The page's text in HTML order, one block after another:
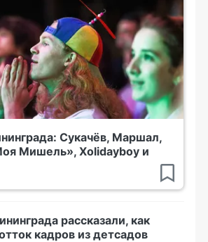
Сукачёв, Маршал,
Мишель», Xolidayboy и
рассказали, как
кадров из детсадов